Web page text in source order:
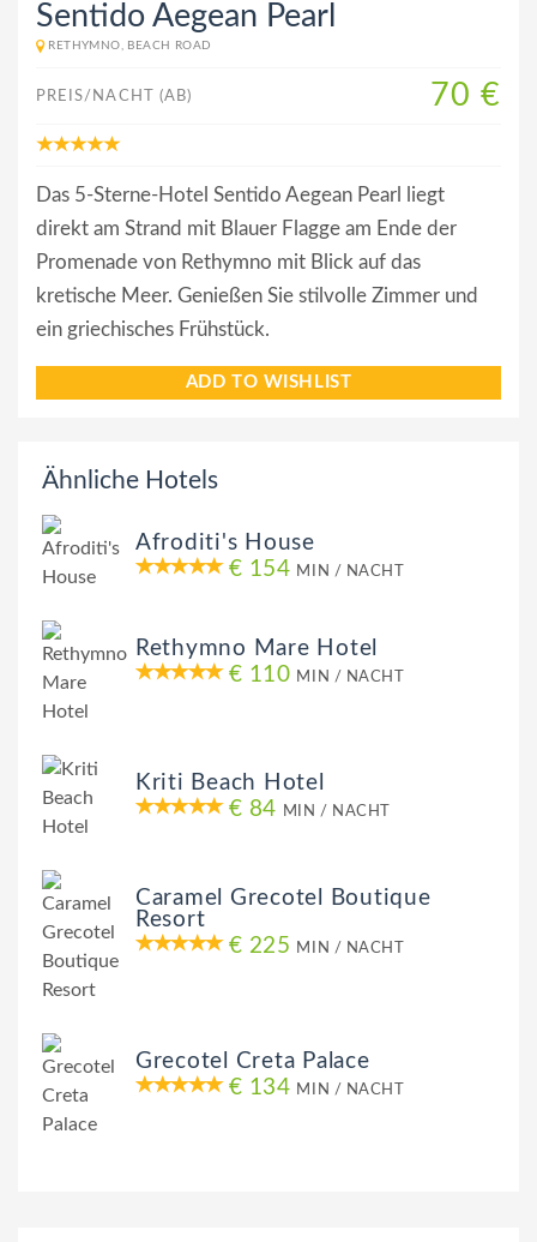
Sentido Aegean Pearl
RETHYMNO, BEACH ROAD
PREIS/NACHT (AB) 70 €
Das 5-Sterne-Hotel Sentido Aegean Pearl liegt
direkt am Strand mit Blauer Flagge am Ende der
Promenade von Rethymno mit Blick auf das
kretische Meer. Genießen Sie stilvolle Zimmer und
ein griechisches Frühstück.
ADD TO WISHLIST
Ähnliche Hotels
Afroditi's House
€ 154 MIN / NACHT
Rethymno Mare Hotel
€ 110 MIN / NACHT
Kriti Beach Hotel
€ 84 MIN / NACHT
Caramel Grecotel Boutique
Resort
€ 225 MIN / NACHT
Grecotel Creta Palace
€ 134 MIN / NACHT